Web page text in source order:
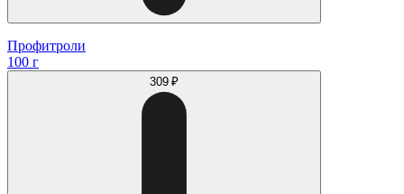
Профитроли
100 г
309 ₽